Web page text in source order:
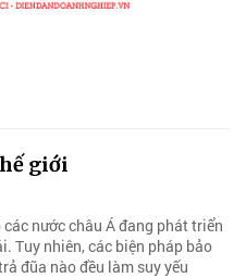
giới
nước châu Á đang phát triển
Tuy nhiên, các biện pháp bảo
đũa nào đều làm suy yếu